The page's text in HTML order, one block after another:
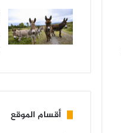
أقسام الموقع